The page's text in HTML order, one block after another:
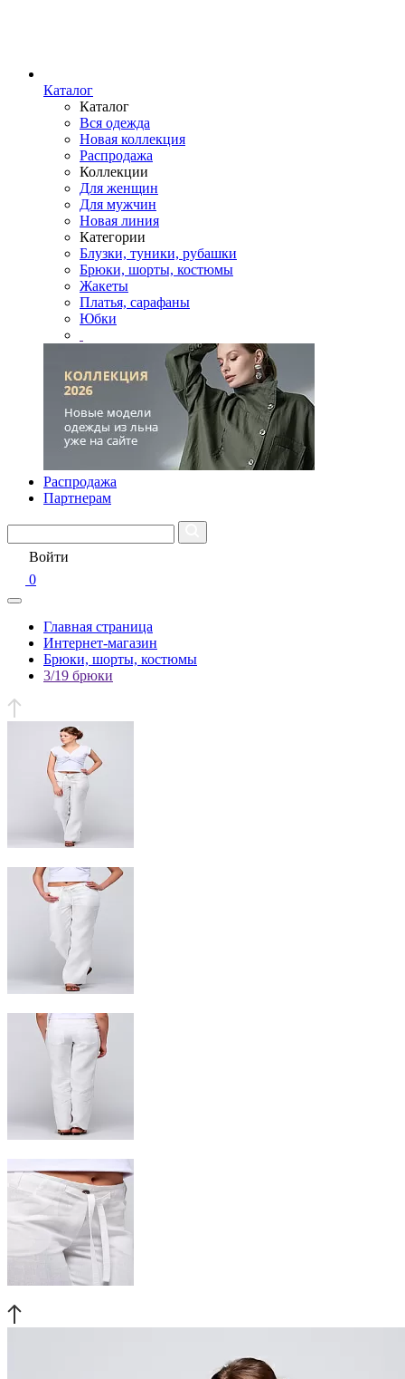
Каталог
Каталог
Вся одежда
Новая коллекция
Распродажа
Коллекции
Для женщин
Для мужчин
Новая линия
Категории
Блузки, туники, рубашки
Брюки, шорты, костюмы
Жакеты
Платья, сарафаны
Юбки
Распродажа
Партнерам
Войти
0
Главная страница
Интернет-магазин
Брюки, шорты, костюмы
3/19 брюки